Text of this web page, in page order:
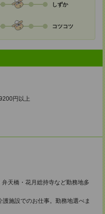
しずか
コツコツ
円以上
弁天橋・花月総持寺など勤務地多
護施設でのお仕事。勤務地選べま